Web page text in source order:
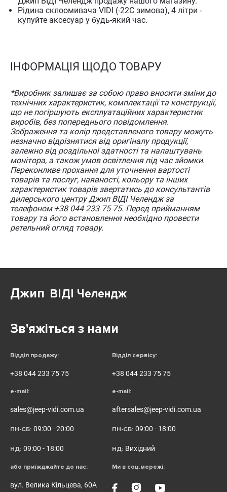
Рідина склоомивача VIDI (-22С зимова), 4 літри -
купуйте аксесуар у будь-який час.
ІНФОРМАЦІЯ ЩОДО ТОВАРУ
*Виробник залишає за собою право вносити зміни до
технічних характеристик, комплектації та конструкції,
що не погіршують експлуатаційних характеристик
виробів, без попереднього повідомлення.
Зображення та колір представленого товару можуть
незначно відрізнятися від оригіналу продукції,
залежно від роздільної здатності та налаштувань
монітора, а також умов освітлення під час зйомки.
Переконливе прохання для уточнення вартості
товарів та послуг, наявності, кольору та інших
характеристик товарів звертатись до консультантів
дилерського центру Джип ВІДІ Челендж за
телефоном +38 044 233 75 75. Перед прийманням
товару та його встановлення необхідно провести
ретельний огляд товару.
Джип ВІДІ Челендж
Зв'яжіться з нами
Відділ продажу:
+38 044 233 75 75
e-mail:
sales@jeep-vidi.com.ua
ПН-СБ: 09:00 - 20:00
НД: 09:00 - 18:00
або приїжджайте до нас:
вул. Велика Кільцева, 60А
Відділ сервісу:
+38 044 233 75 75
e-mail:
aftersales@jeep-vidi.com.ua
ПН-СБ: 09:00 - 18:00
НД: Вихідний
Ми в соц.мережі: